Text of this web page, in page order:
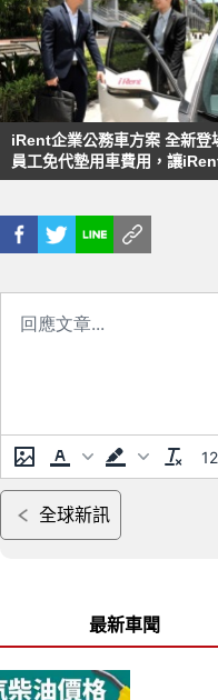
iRent企業公務車方案 全新登
員工免代墊用車費用，讓
為企業制勝加速器！
全球新訊
最新車聞